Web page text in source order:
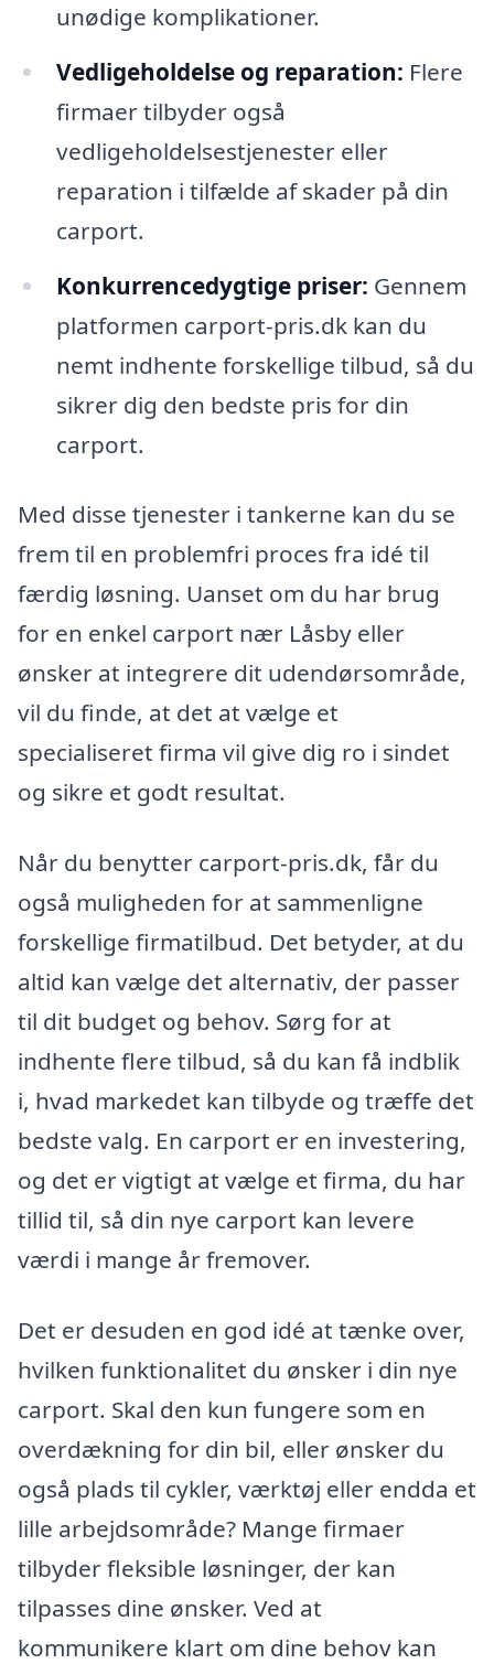
unødige komplikationer.
Vedligeholdelse og reparation: Flere
firmaer tilbyder også
vedligeholdelsestjenester eller
reparation i tilfælde af skader på din
carport.
Konkurrencedygtige priser: Gennem
platformen carport-pris.dk kan du
nemt indhente forskellige tilbud, så du
sikrer dig den bedste pris for din
carport.
Med disse tjenester i tankerne kan du se
frem til en problemfri proces fra idé til
færdig løsning. Uanset om du har brug
for en enkel carport nær Låsby eller
ønsker at integrere dit udendørsområde,
vil du finde, at det at vælge et
specialiseret firma vil give dig ro i sindet
og sikre et godt resultat.
Når du benytter carport-pris.dk, får du
også muligheden for at sammenligne
forskellige firmatilbud. Det betyder, at du
altid kan vælge det alternativ, der passer
til dit budget og behov. Sørg for at
indhente flere tilbud, så du kan få indblik
i, hvad markedet kan tilbyde og træffe det
bedste valg. En carport er en investering,
og det er vigtigt at vælge et firma, du har
tillid til, så din nye carport kan levere
værdi i mange år fremover.
Det er desuden en god idé at tænke over,
hvilken funktionalitet du ønsker i din nye
carport. Skal den kun fungere som en
overdækning for din bil, eller ønsker du
også plads til cykler, værktøj eller endda et
lille arbejdsområde? Mange firmaer
tilbyder fleksible løsninger, der kan
tilpasses dine ønsker. Ved at
kommunikere klart om dine behov kan